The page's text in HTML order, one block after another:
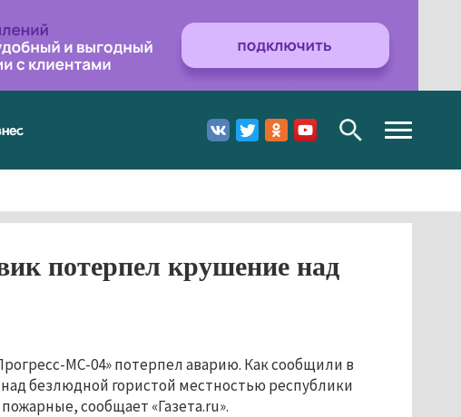
Toggle
navigation
потерпел крушение над
МС-04» потерпел аварию. Как сообщили в
безлюдной гористой местностью республики
сообщает «Газета.ru».